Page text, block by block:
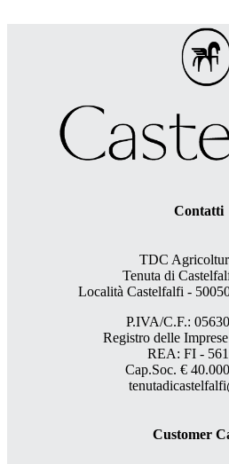
Contatti
TDC
Tenuta di
Località Castelfalfi -
P.IVA/C.F.:
Registro delle
REA: FI -
Cap.Soc. €
Customer